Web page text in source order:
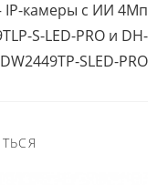
IP-камеры с ИИ 4Мп
S-LED-PRO и DH-
SLED-PRO